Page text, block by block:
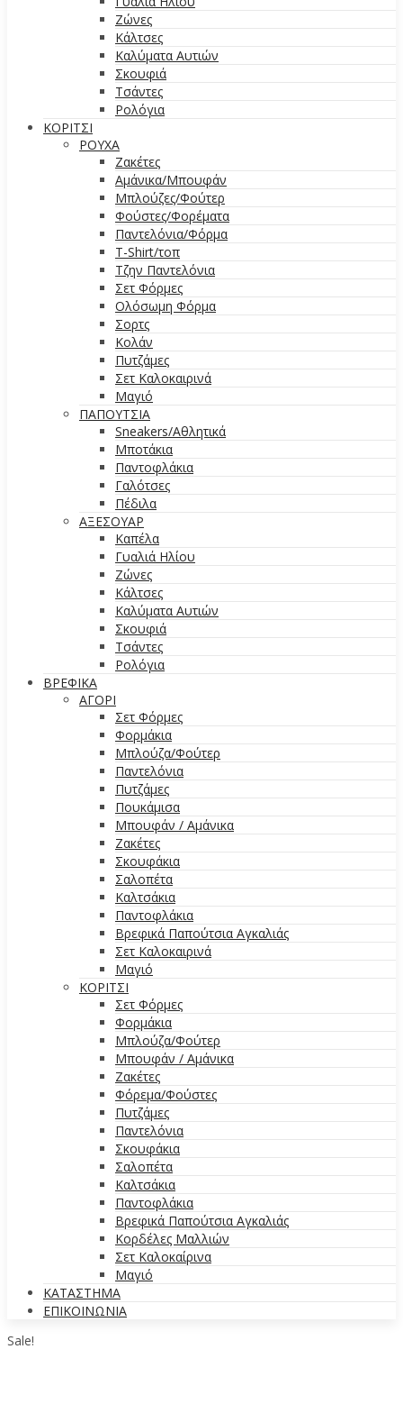
Ζώνες
Κάλτσες
Καλύματα Αυτιών
Σκουφιά
Τσάντες
Ρολόγια
ΚΟΡΙΤΣΙ
ΡΟΥΧΑ
Ζακέτες
Αμάνικα/Μπουφάν
Μπλούζες/Φούτερ
Φούστες/Φορέματα
Παντελόνια/Φόρμα
T-Shirt/τοπ
Τζην Παντελόνια
Σετ Φόρμες
Ολόσωμη Φόρμα
Σορτς
Κολάν
Πυτζάμες
Σετ Καλοκαιρινά
Μαγιό
ΠΑΠΟΥΤΣΙΑ
Sneakers/Αθλητικά
Μποτάκια
Παντοφλάκια
Γαλότσες
Πέδιλα
ΑΞΕΣΟΥΑΡ
Καπέλα
Γυαλιά Ηλίου
Ζώνες
Κάλτσες
Καλύματα Αυτιών
Σκουφιά
Τσάντες
Ρολόγια
ΒΡΕΦΙΚΑ
ΑΓΟΡΙ
Σετ Φόρμες
Φορμάκια
Μπλούζα/Φούτερ
Παντελόνια
Πυτζάμες
Πουκάμισα
Μπουφάν / Αμάνικα
Ζακέτες
Σκουφάκια
Σαλοπέτα
Καλτσάκια
Παντοφλάκια
Βρεφικά Παπούτσια Αγκαλιάς
Σετ Καλοκαιρινά
Μαγιό
ΚΟΡΙΤΣΙ
Σετ Φόρμες
Φορμάκια
Μπλούζα/Φούτερ
Μπουφάν / Αμάνικα
Ζακέτες
Φόρεμα/Φούστες
Πυτζάμες
Παντελόνια
Σκουφάκια
Σαλοπέτα
Καλτσάκια
Παντοφλάκια
Βρεφικά Παπούτσια Αγκαλιάς
Κορδέλες Μαλλιών
Σετ Καλοκαίρινα
Μαγιό
ΚΑΤΑΣΤΗΜΑ
ΕΠΙΚΟΙΝΩΝΙΑ
Sale!